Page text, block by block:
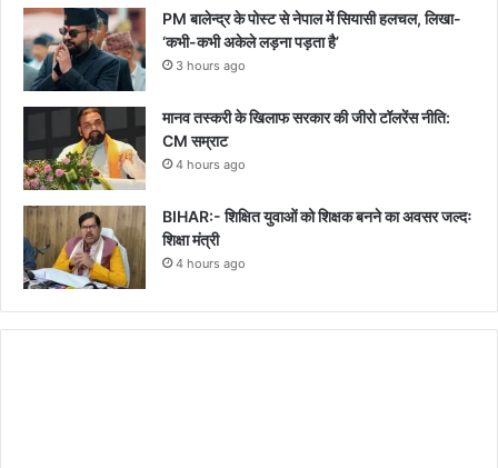
PM बालेन्द्र के पोस्ट से नेपाल में सियासी हलचल, लिखा-
‘कभी-कभी अकेले लड़ना पड़ता है’
3 hours ago
मानव तस्करी के खिलाफ सरकार की जीरो टॉलरेंस नीति:
CM सम्राट
4 hours ago
BIHAR:- शिक्षित युवाओं को शिक्षक बनने का अवसर जल्दः
शिक्षा मंत्री
4 hours ago